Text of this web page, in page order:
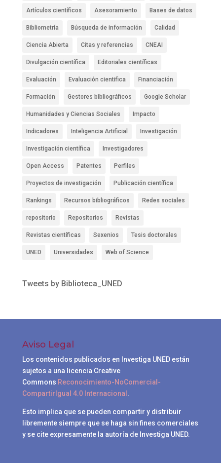
Artículos científicos Asesoramiento Bases de datos
Bibliometría Búsqueda de información Calidad
Ciencia Abierta Citas y referencias CNEAI
Divulgación científica Editoriales científicas
Evaluación Evaluación cientifica Financiación
Formación Gestores bibliográficos Google Scholar
Humanidades y Ciencias Sociales Impacto
Indicadores Inteligencia Artificial Investigación
Investigación científica Investigadores
Open Access Patentes Perfiles
Proyectos de investigación Publicación científica
Rankings Recursos bibliográficos Redes sociales
repositorio Repositorios Revistas
Revistas científicas Sexenios Tesis doctorales
UNED Universidades Web of Science
Tweets by Biblioteca_UNED
Aviso Legal
Los contenidos publicados en Investiga UNED están
sujetos a una licencia Creative
Commons Reconocimiento-NoComercial-
CompartirIgual 4.0 Internacional .
Esto implica que se pueden compartir y distribuir
libremente siempre que se haga sin fines comerciales
y se cite expresamente la autoría de Investiga UNED.